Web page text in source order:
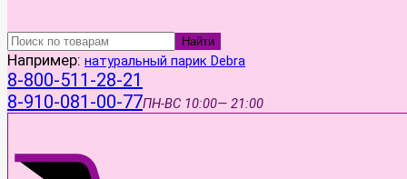
Найти
Например: натуральный парик Debra
8-800-511-28-21
8-910-081-00-77ПН-ВС 10:00— 21:00